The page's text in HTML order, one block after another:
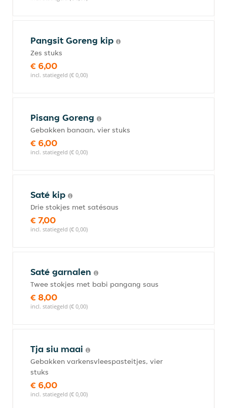
Pangsit Goreng kip
Zes stuks
€ 6,00
incl. statiegeld (€ 0,00)
Pisang Goreng
Gebakken banaan, vier stuks
€ 6,00
incl. statiegeld (€ 0,00)
Saté kip
Drie stokjes met satésaus
€ 7,00
incl. statiegeld (€ 0,00)
Saté garnalen
Twee stokjes met babi pangang saus
€ 8,00
incl. statiegeld (€ 0,00)
Tja siu maai
Gebakken varkensvleespasteitjes, vier
stuks
€ 6,00
incl. statiegeld (€ 0,00)